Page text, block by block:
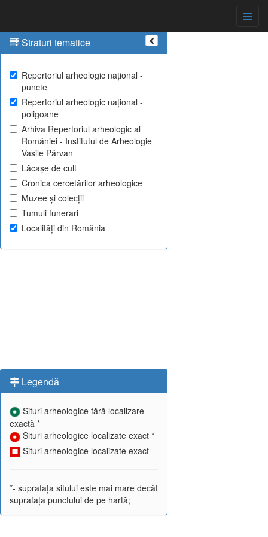
Straturi tematice
Repertoriul arheologic național -
puncte
Repertoriul arheologic național -
poligoane
Arhiva Repertoriul arheologic al
României - Institutul de Arheologie
Vasile Pârvan
Lăcașe de cult
Cronica cercetărilor arheologice
Muzee și colecții
Tumuli funerari
Localități din România
Legendă
Situri arheologice fără localizare
exactă *
Situri arheologice localizate exact *
Situri arheologice localizate exact
*- suprafața sitului este mai mare decât
suprafața punctului de pe hartă;